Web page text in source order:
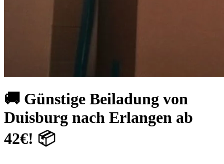
🚚 Günstige Beiladung von
Duisburg nach Erlangen ab
42€! 📦